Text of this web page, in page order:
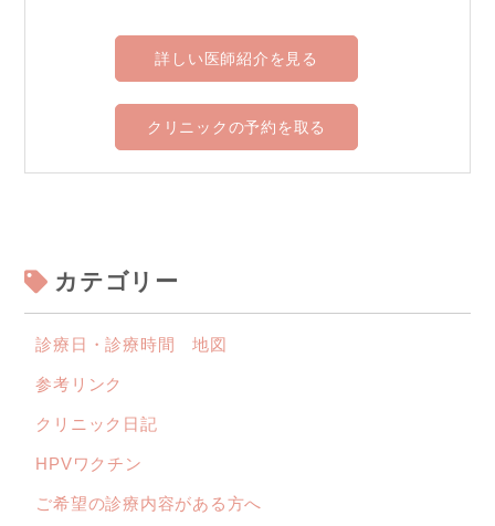
詳しい医師紹介を見る
クリニックの予約を取る
カテゴリー
診療日・診療時間 地図
参考リンク
クリニック日記
HPVワクチン
ご希望の診療内容がある方へ